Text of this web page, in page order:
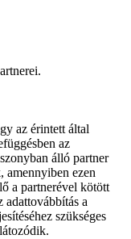
az érintett által
az
álló partner
amennyiben ezen
a partnerével kötött
adattovábbítás a
szükséges